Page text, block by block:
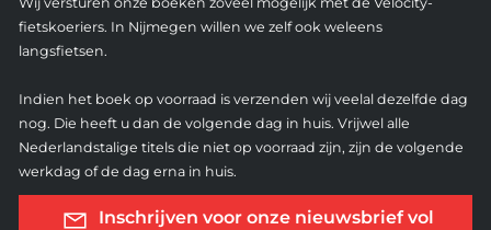
fietskoeriers. In Nijmegen willen we zelf ook weleens
langsfietsen.
Indien het boek op voorraad is verzenden wij veelal dezelfde dag
nog. Die heeft u dan de volgende dag in huis. Vrijwel alle
Nederlandstalige titels die niet op voorraad zijn, zijn de volgende
werkdag of de dag erna in huis.
Inschrijven voor onze nieuwsbrief vol